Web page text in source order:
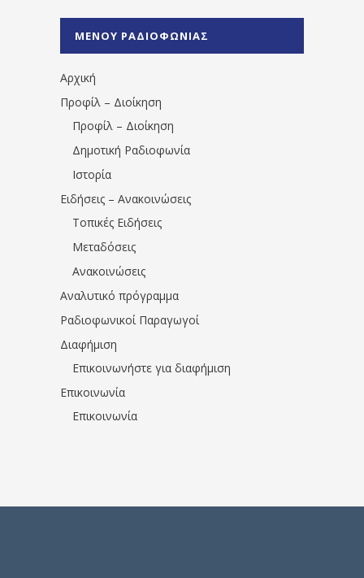
1531194763766854/" artist="" ]
ΜΕΝΟΥ ΡΑΔΙΟΦΩΝΙΑΣ
Αρχική
Προφίλ – Διοίκηση
Προφίλ – Διοίκηση
Δημοτική Ραδιοφωνία
Ιστορία
Ειδήσεις – Ανακοινώσεις
Τοπικές Ειδήσεις
Μεταδόσεις
Ανακοινώσεις
Αναλυτικό πρόγραμμα
Ραδιοφωνικοί Παραγωγοί
Διαφήμιση
Επικοινωνήστε για διαφήμιση
Επικοινωνία
Επικοινωνία